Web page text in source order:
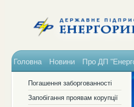
Головна Новини Про ДП
Погашення заборгованності
Запобігання проявам корупції